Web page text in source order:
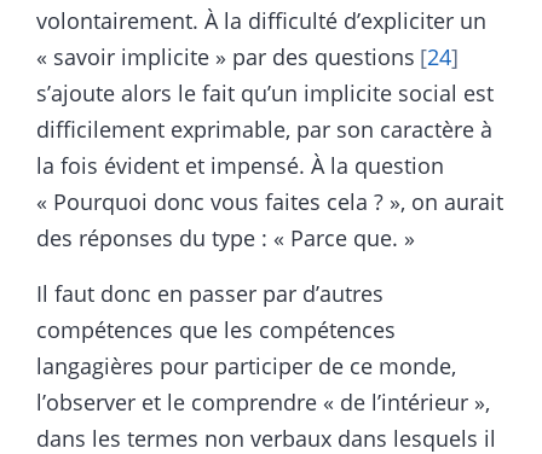
volontairement. À la difficulté d’expliciter un
« savoir implicite » par des questions 24
s’ajoute alors le fait qu’un implicite social est
difficilement exprimable, par son caractère à
la fois évident et impensé. À la question
« Pourquoi donc vous faites cela ? », on aurait
des réponses du type : « Parce que. »
Il faut donc en passer par d’autres
compétences que les compétences
langagières pour participer de ce monde,
l’observer et le comprendre « de l’intérieur »,
dans les termes non verbaux dans lesquels il